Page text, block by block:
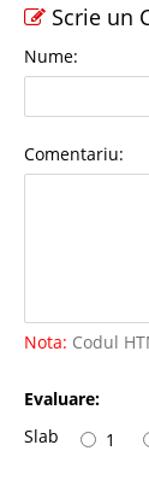
Scrie un
Nume:
Comentariu:
Nota: Codul
Evaluare:
Slab
1